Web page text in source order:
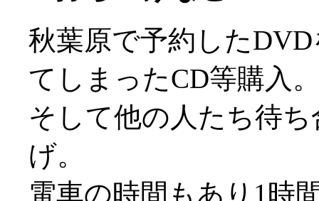
秋葉原で予約した
てしまったCD等購入
そして他の人たち待
げ。
電車の時間もあり1時